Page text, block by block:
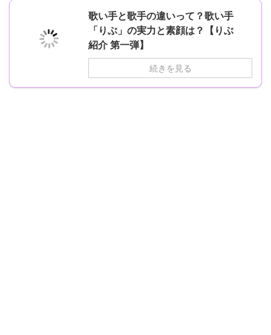
歌い手と歌手の違いって？歌い手
「りぶ」の実力と素顔は？【りぶ
紹介 第一弾】
続きを見る